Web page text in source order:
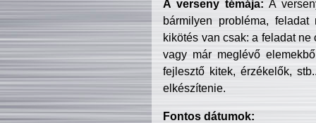
A verseny témája: A
bármilyen probléma, feladat
kikötés van csak: a feladat
vagy már meglévő
fejlesztő kitek, érzékelők,
elkészítenie.
Fontos dátumok: